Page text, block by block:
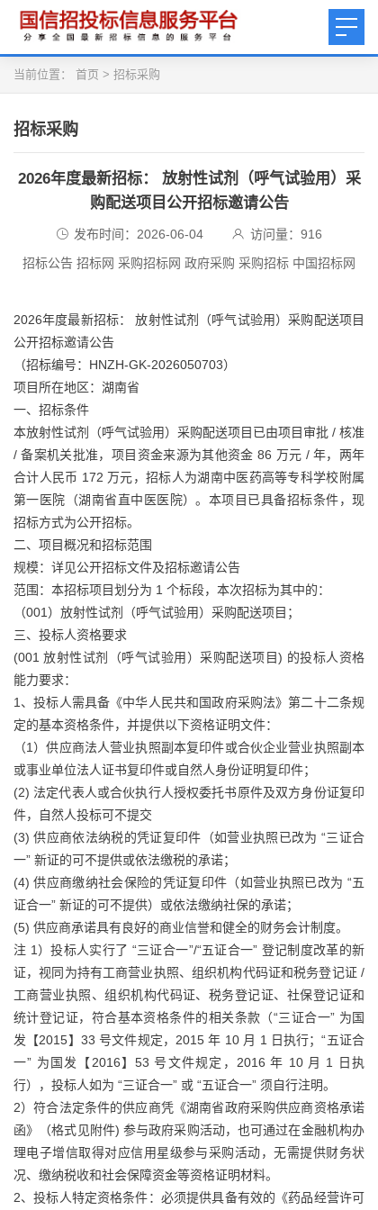
当前位置： 首页 > 招标采购
招标采购
2026年度最新招标： 放射性试剂（呼气试验用）采
购配送项目公开招标邀请公告
发布时间：2026-06-04 访问量： 916
招标公告 招标网 采购招标网 政府采购 采购招标 中国招标网
2026年度最新招标： 放射性试剂（呼气试验用）采购配送项目
公开招标邀请公告
（招标编号：HNZH-GK-2026050703）
项目所在地区：湖南省
一、招标条件
本放射性试剂（呼气试验用）采购配送项目已由项目审批 / 核准
/ 备案机关批准，项目资金来源为其他资金 86 万元 / 年，两年
合计人民币 172 万元，招标人为湖南中医药高等专科学校附属
第一医院（湖南省直中医医院）。本项目已具备招标条件，现
招标方式为公开招标。
二、项目概况和招标范围
规模：详见公开招标文件及招标邀请公告
范围：本招标项目划分为 1 个标段，本次招标为其中的：
（001）放射性试剂（呼气试验用）采购配送项目；
三、投标人资格要求
(001 放射性试剂（呼气试验用）采购配送项目) 的投标人资格
能力要求：
1、投标人需具备《中华人民共和国政府采购法》第二十二条规
定的基本资格条件，并提供以下资格证明文件：
（1）供应商法人营业执照副本复印件或合伙企业营业执照副本
或事业单位法人证书复印件或自然人身份证明复印件；
(2) 法定代表人或合伙执行人授权委托书原件及双方身份证复印
件，自然人投标可不提交
(3) 供应商依法纳税的凭证复印件（如营业执照已改为 “三证合
一” 新证的可不提供或依法缴税的承诺；
(4) 供应商缴纳社会保险的凭证复印件（如营业执照已改为 “五
证合一” 新证的可不提供）或依法缴纳社保的承诺；
(5) 供应商承诺具有良好的商业信誉和健全的财务会计制度。
注 1）投标人实行了 “三证合一”/“五证合一” 登记制度改革的新
证，视同为持有工商营业执照、组织机构代码证和税务登记证 /
工商营业执照、组织机构代码证、税务登记证、社保登记证和
统计登记证，符合基本资格条件的相关条款（“三证合一” 为国
发【2015】33 号文件规定，2015 年 10 月 1 日执行；“五证合
一” 为国发【2016】53 号文件规定，2016 年 10 月 1 日执
行），投标人如为 “三证合一” 或 “五证合一” 须自行注明。
2）符合法定条件的供应商凭《湖南省政府采购供应商资格承诺
函》（格式见附件) 参与政府采购活动，也可通过在金融机构办
理电子增信取得对应信用星级参与采购活动，无需提供财务状
况、缴纳税收和社会保障资金等资格证明材料。
2、投标人特定资格条件：必须提供具备有效的《药品经营许可